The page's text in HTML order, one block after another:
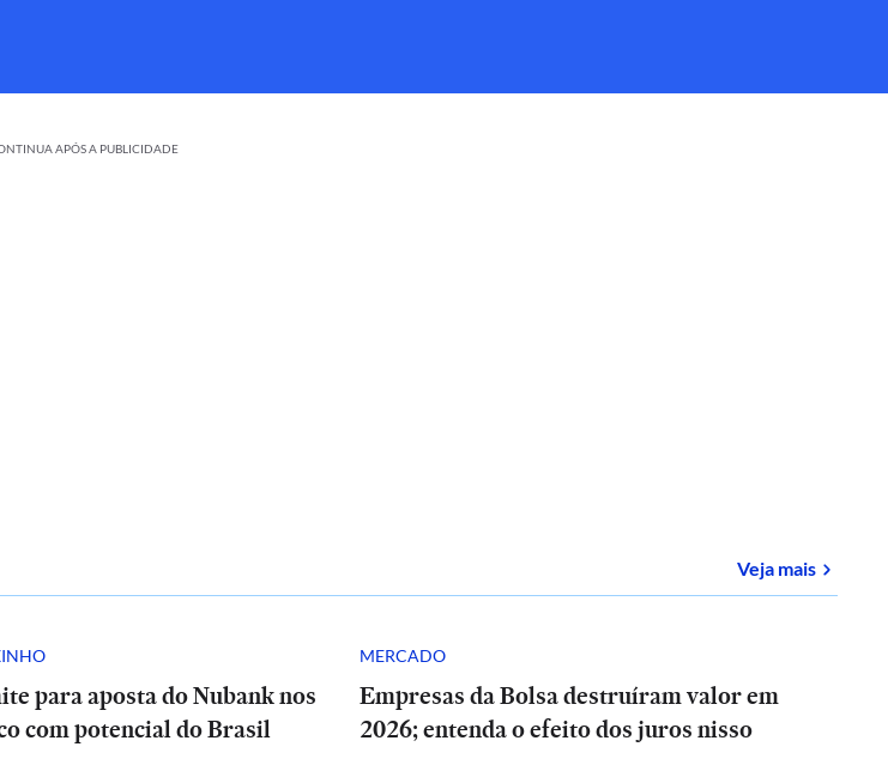
APÓS A PUBLICIDADE
Veja mais sobre
para aposta do Nubank nos
com potencial do Brasil
MERCADO
Empresas da Bolsa destruíram valor em
2026; entenda o efeito dos juros nisso